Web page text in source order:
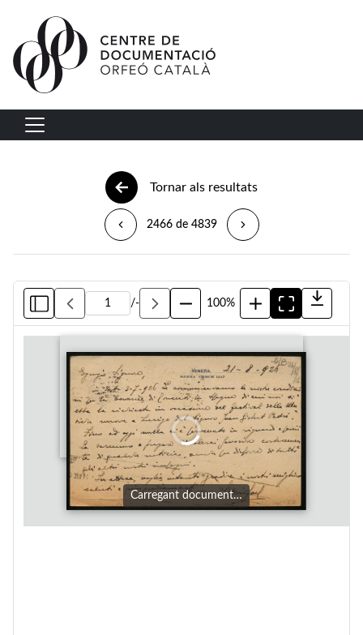
Vés al contingut
Navegació principal
Tornar als resultats
2466 de 4839
/- 100%
Carregant document…